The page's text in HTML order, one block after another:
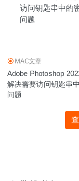
MAC文章
Adobe Photoshop
解决需要访问钥匙串
问题